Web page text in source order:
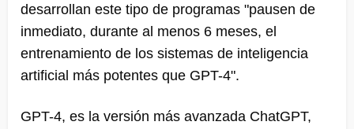
desarrollan este tipo de programas "pausen de
inmediato, durante al menos 6 meses, el
entrenamiento de los sistemas de inteligencia
artificial más potentes que GPT-4".
GPT-4, es la versión más avanzada ChatGPT,